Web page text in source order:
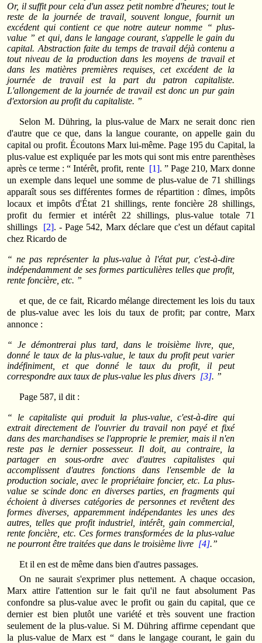
Or, il suffit pour cela d'un assez petit nombre d'heures; tout le
reste de la journée de travail, souvent longue, fournit un
excédent qui contient ce que notre auteur nomme “ plus-
value ” et qui, dans le langage courant, s'appelle le gain du
capital. Abstraction faite du temps de travail déjà contenu a
tout niveau de la production dans les moyens de travail et
dans les matières premières requises, cet excédent de la
journée de travail est la part du patron capitaliste.
L'allongement de la journée de travail est donc un pur gain
d'extorsion au profit du capitaliste. ”
Selon M. Dühring, la plus-value de Marx ne serait donc rien
d'autre que ce que, dans la langue courante, on appelle gain du
capital ou profit. Écoutons Marx lui-même. Page 195 du Capital, la
plus-value est expliquée par les mots qui sont mis entre parenthèses
après ce terme : “ Intérêt, profit, rente [1]. ” Page 210, Marx donne
un exemple dans lequel une somme de plus-value de 71 shillings
apparaît sous ses différentes formes de répartition : dîmes, impôts
locaux et impôts d'État 21 shillings, rente foncière 28 shillings,
profit du fermier et intérêt 22 shillings, plus-value totale 71
shillings [2]. - Page 542, Marx déclare que c'est un défaut capital
chez Ricardo de
“ ne pas représenter la plus-value à l'état pur, c'est-à-dire
indépendamment de ses formes particulières telles que profit,
rente foncière, etc. ”
et que, de ce fait, Ricardo mélange directement les lois du taux
de plus-value avec les lois du taux de profit; par contre, Marx
annonce :
“ Je démontrerai plus tard, dans le troisième livre, que,
donné le taux de la plus-value, le taux du profit peut varier
indéfiniment, et que donné le taux du profit, il peut
correspondre aux taux de plus-value les plus divers [3]. ”
Page 587, il dit :
“ le capitaliste qui produit la plus-value, c'est-à-dire qui
extrait directement de l'ouvrier du travail non payé et fixé
dans des marchandises se l'approprie le premier, mais il n'en
reste pas le dernier possesseur. Il doit, au contraire, la
partager en sous-ordre avec d'autres capitalistes qui
accomplissent d'autres fonctions dans l'ensemble de la
production sociale, avec le propriétaire foncier, etc. La plus-
value se scinde donc en diverses parties, en fragments qui
échoient à diverses catégories de personnes et revêtent des
formes diverses, apparemment indépendantes les unes des
autres, telles que profit industriel, intérêt, gain commercial,
rente foncière, etc. Ces formes transformées de la plus-value
ne pourront être traitées que dans le troisième livre [4].”
Et il en est de même dans bien d'autres passages.
On ne saurait s'exprimer plus nettement. A chaque occasion,
Marx attire l'attention sur le fait qu'il ne faut absolument Pas
confondre sa plus-value avec le profit ou gain du capital, que ce
dernier est bien plutôt une variété et très souvent une fraction
seulement de la plus-value. Si M. Dühring affirme cependant que
la plus-value de Marx est “ dans le langage courant, le gain du